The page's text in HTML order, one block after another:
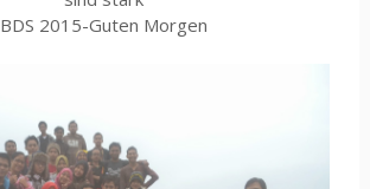
BDS 2015-Guten Morgen